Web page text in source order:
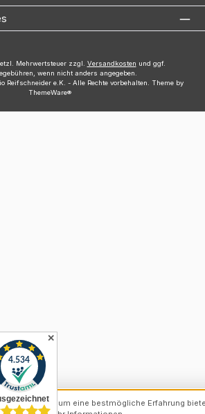
Mehrwertsteuer zzgl. Versandkosten und ggf.
wenn nicht anders angegeben.
Reifschneider e.K. - Alle Rechte vorbehalten. Theme by
ThemeWare®
✕
Cookies, um eine bestmögliche Erfahrung